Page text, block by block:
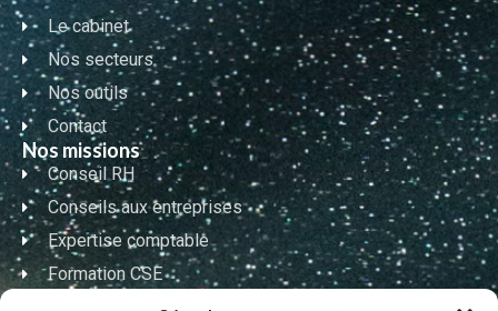
Le cabinet
Nos secteurs
Nos outils
Contact
Nos missions
Conseil RH
Conseils aux entreprises
Expertise comptable
Formation CSE